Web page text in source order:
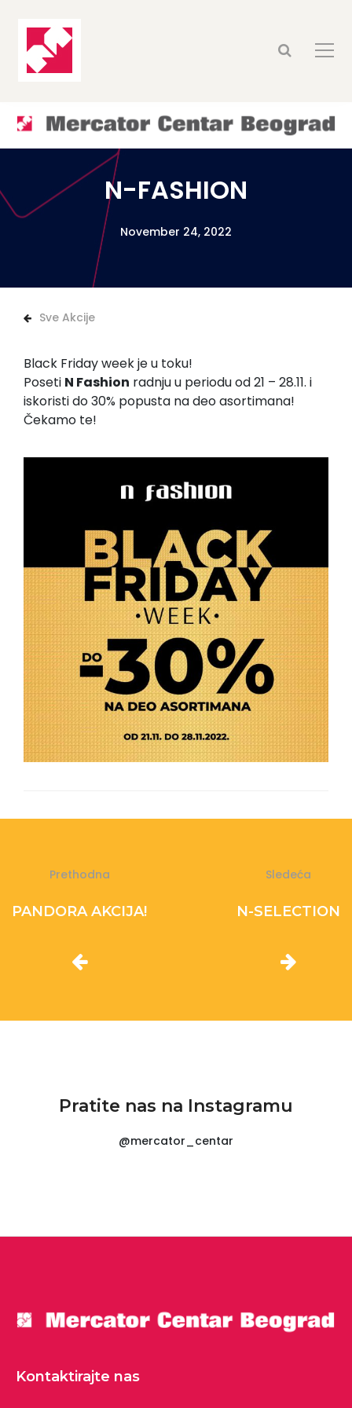
N-FASHION
November 24, 2022
Sve Akcije
Black Friday week je u toku!
Poseti N Fashion radnju u periodu od 21 – 28.11. i
iskoristi do 30% popusta na deo asortimana!
Čekamo te!
Prethodna
PANDORA AKCIJA!
Sledeća
N-SELECTION
Pratite nas na Instagramu
@mercator_centar
Kontaktirajte nas